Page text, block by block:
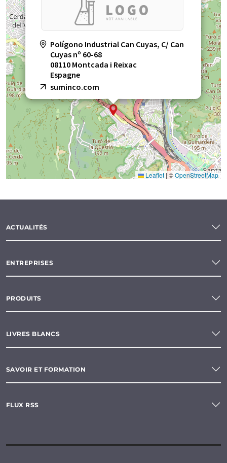
Polígono Industrial Can Cuyas, C/ Can
Cuyas nº 60-68
08110 Montcada i Reixac
Espagne
suminco.com
Leaflet | ©OpenStreetMap
ACTUALITÉS
ENTREPRISES
PRODUITS
LIVRES BLANCS
SAVOIR ET FORMATION
FLUX RSS